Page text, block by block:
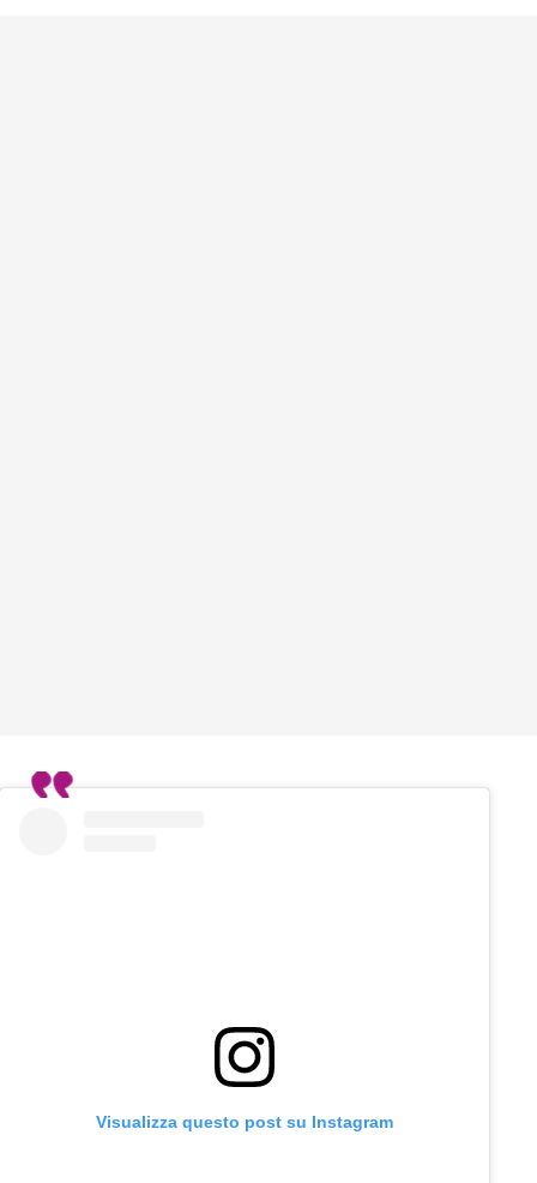
Visualizza questo post su Instagram